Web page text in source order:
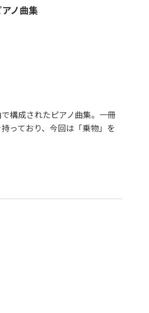
ノ曲集
構成されたピアノ曲集。一冊
っており、今回は「乗物」を